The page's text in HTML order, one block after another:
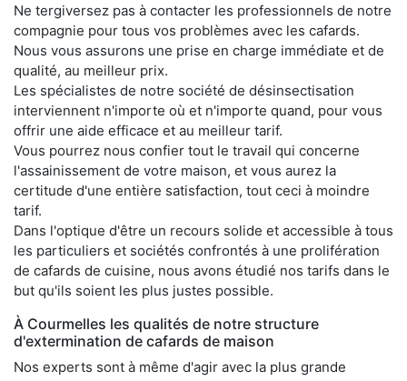
Ne tergiversez pas à contacter les professionnels de notre
compagnie pour tous vos problèmes avec les cafards.
Nous vous assurons une prise en charge immédiate et de
qualité, au meilleur prix.
Les spécialistes de notre société de désinsectisation
interviennent n'importe où et n'importe quand, pour vous
offrir une aide efficace et au meilleur tarif.
Vous pourrez nous confier tout le travail qui concerne
l'assainissement de votre maison, et vous aurez la
certitude d'une entière satisfaction, tout ceci à moindre
tarif.
Dans l'optique d'être un recours solide et accessible à tous
les particuliers et sociétés confrontés à une prolifération
de cafards de cuisine, nous avons étudié nos tarifs dans le
but qu'ils soient les plus justes possible.
À Courmelles les qualités de notre structure
d'extermination de cafards de maison
Nos experts sont à même d'agir avec la plus grande